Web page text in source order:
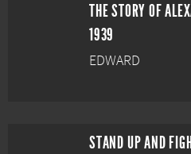
THE STORY OF
1939
EDWARD
STAND UP AND